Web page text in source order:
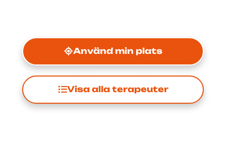
Använd min plats
Visa alla terapeuter